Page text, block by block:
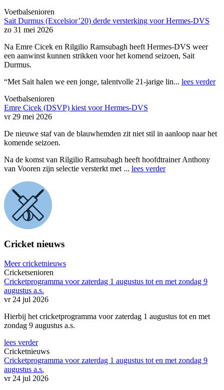
Voetbalsenioren
Sait Durmus (Excelsior’20) derde versterking voor Hermes-DVS
zo 31 mei 2026
Na Emre Cicek en Rilgilio Ramsubagh heeft Hermes-DVS weer
een aanwinst kunnen strikken voor het komend seizoen, Sait
Durmus.
“Met Sait halen we een jonge, talentvolle 21-jarige lin... lees verder
Voetbalsenioren
Emre Cicek (DSVP) kiest voor Hermes-DVS
vr 29 mei 2026
De nieuwe staf van de blauwhemden zit niet stil in aanloop naar het
komende seizoen.
Na de komst van Rilgilio Ramsubagh heeft hoofdtrainer Anthony
van Vooren zijn selectie versterkt met ... lees verder
Cricket nieuws
Meer cricketnieuws
Cricketsenioren
Cricketprogramma voor zaterdag 1 augustus tot en met zondag 9
augustus a.s.
vr 24 jul 2026
Hierbij het cricketprogramma voor zaterdag 1 augustus tot en met
zondag 9 augustus a.s.
lees verder
Cricketnieuws
Cricketprogramma voor zaterdag 1 augustus tot en met zondag 9
augustus a.s.
vr 24 jul 2026